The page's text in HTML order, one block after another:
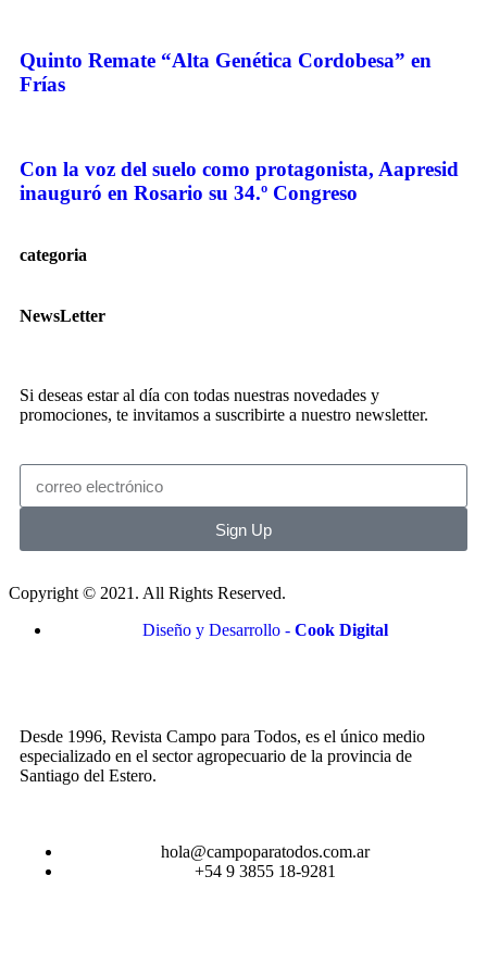
Quinto Remate “Alta Genética Cordobesa” en
Frías
Con la voz del suelo como protagonista, Aapresid
inauguró en Rosario su 34.º Congreso
categoria
NewsLetter
Si deseas estar al día con todas nuestras novedades y
promociones, te invitamos a suscribirte a nuestro newsletter.
Sign Up
Copyright © 2021. All Rights Reserved.
Diseño y Desarrollo - Cook Digital
Desde 1996, Revista Campo para Todos, es el único medio
especializado en el sector agropecuario de la provincia de
Santiago del Estero.
hola@campoparatodos.com.ar
+54 9 3855 18-9281